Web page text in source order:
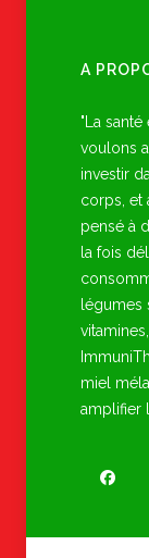
A
"La
voulons
investir
corps, et
pensé à
la fois
légumes
miel
amplifier